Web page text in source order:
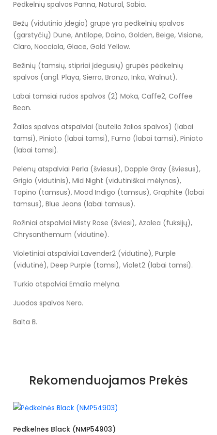
Pėdkelnių spalvos Panna, Natural, Sabia.
Bežų (vidutinio įdegio) grupė yra pėdkelnių spalvos
(garstyčių) Dune, Antilope, Daino, Golden, Beige, Visione,
Claro, Nocciola, Glace, Gold Yellow.
Bežinių (tamsių, stipriai įdegusių) grupės pėdkelnių
spalvos (angl. Playa, Sierra, Bronzo, Inka, Walnut).
Labai tamsiai rudos spalvos (2) Moka, Caffe2, Coffee
Bean.
Žalios spalvos atspalviai (butelio žalios spalvos) (labai
tamsi), Piniato (labai tamsi), Fumo (labai tamsi), Piniato
(labai tamsi).
Pelenų atspalviai Perla (šviesus), Dapple Gray (šviesus),
Grigio (vidutinis), Mid Night (vidutiniškai mėlynas),
Topino (tamsus), Mood Indigo (tamsus), Graphite (labai
tamsus), Blue Jeans (labai tamsus).
Rožiniai atspalviai Misty Rose (šviesi), Azalea (fuksijų),
Chrysanthemum (vidutinė).
Violetiniai atspalviai Lavender2 (vidutinė), Purple
(vidutinė), Deep Purple (tamsi), Violet2 (labai tamsi).
Turkio atspalviai Emalio mėlyna.
Juodos spalvos Nero.
Balta B.
Rekomenduojamos Prekės